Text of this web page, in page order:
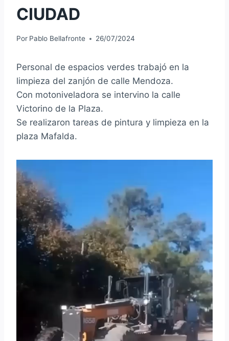
CIUDAD
Por Pablo Bellafronte 26/07/2024
Personal de espacios verdes trabajó en la
limpieza del zanjón de calle Mendoza.
Con motoniveladora se intervino la calle
Victorino de la Plaza.
Se realizaron tareas de pintura y limpieza en la
plaza Mafalda.